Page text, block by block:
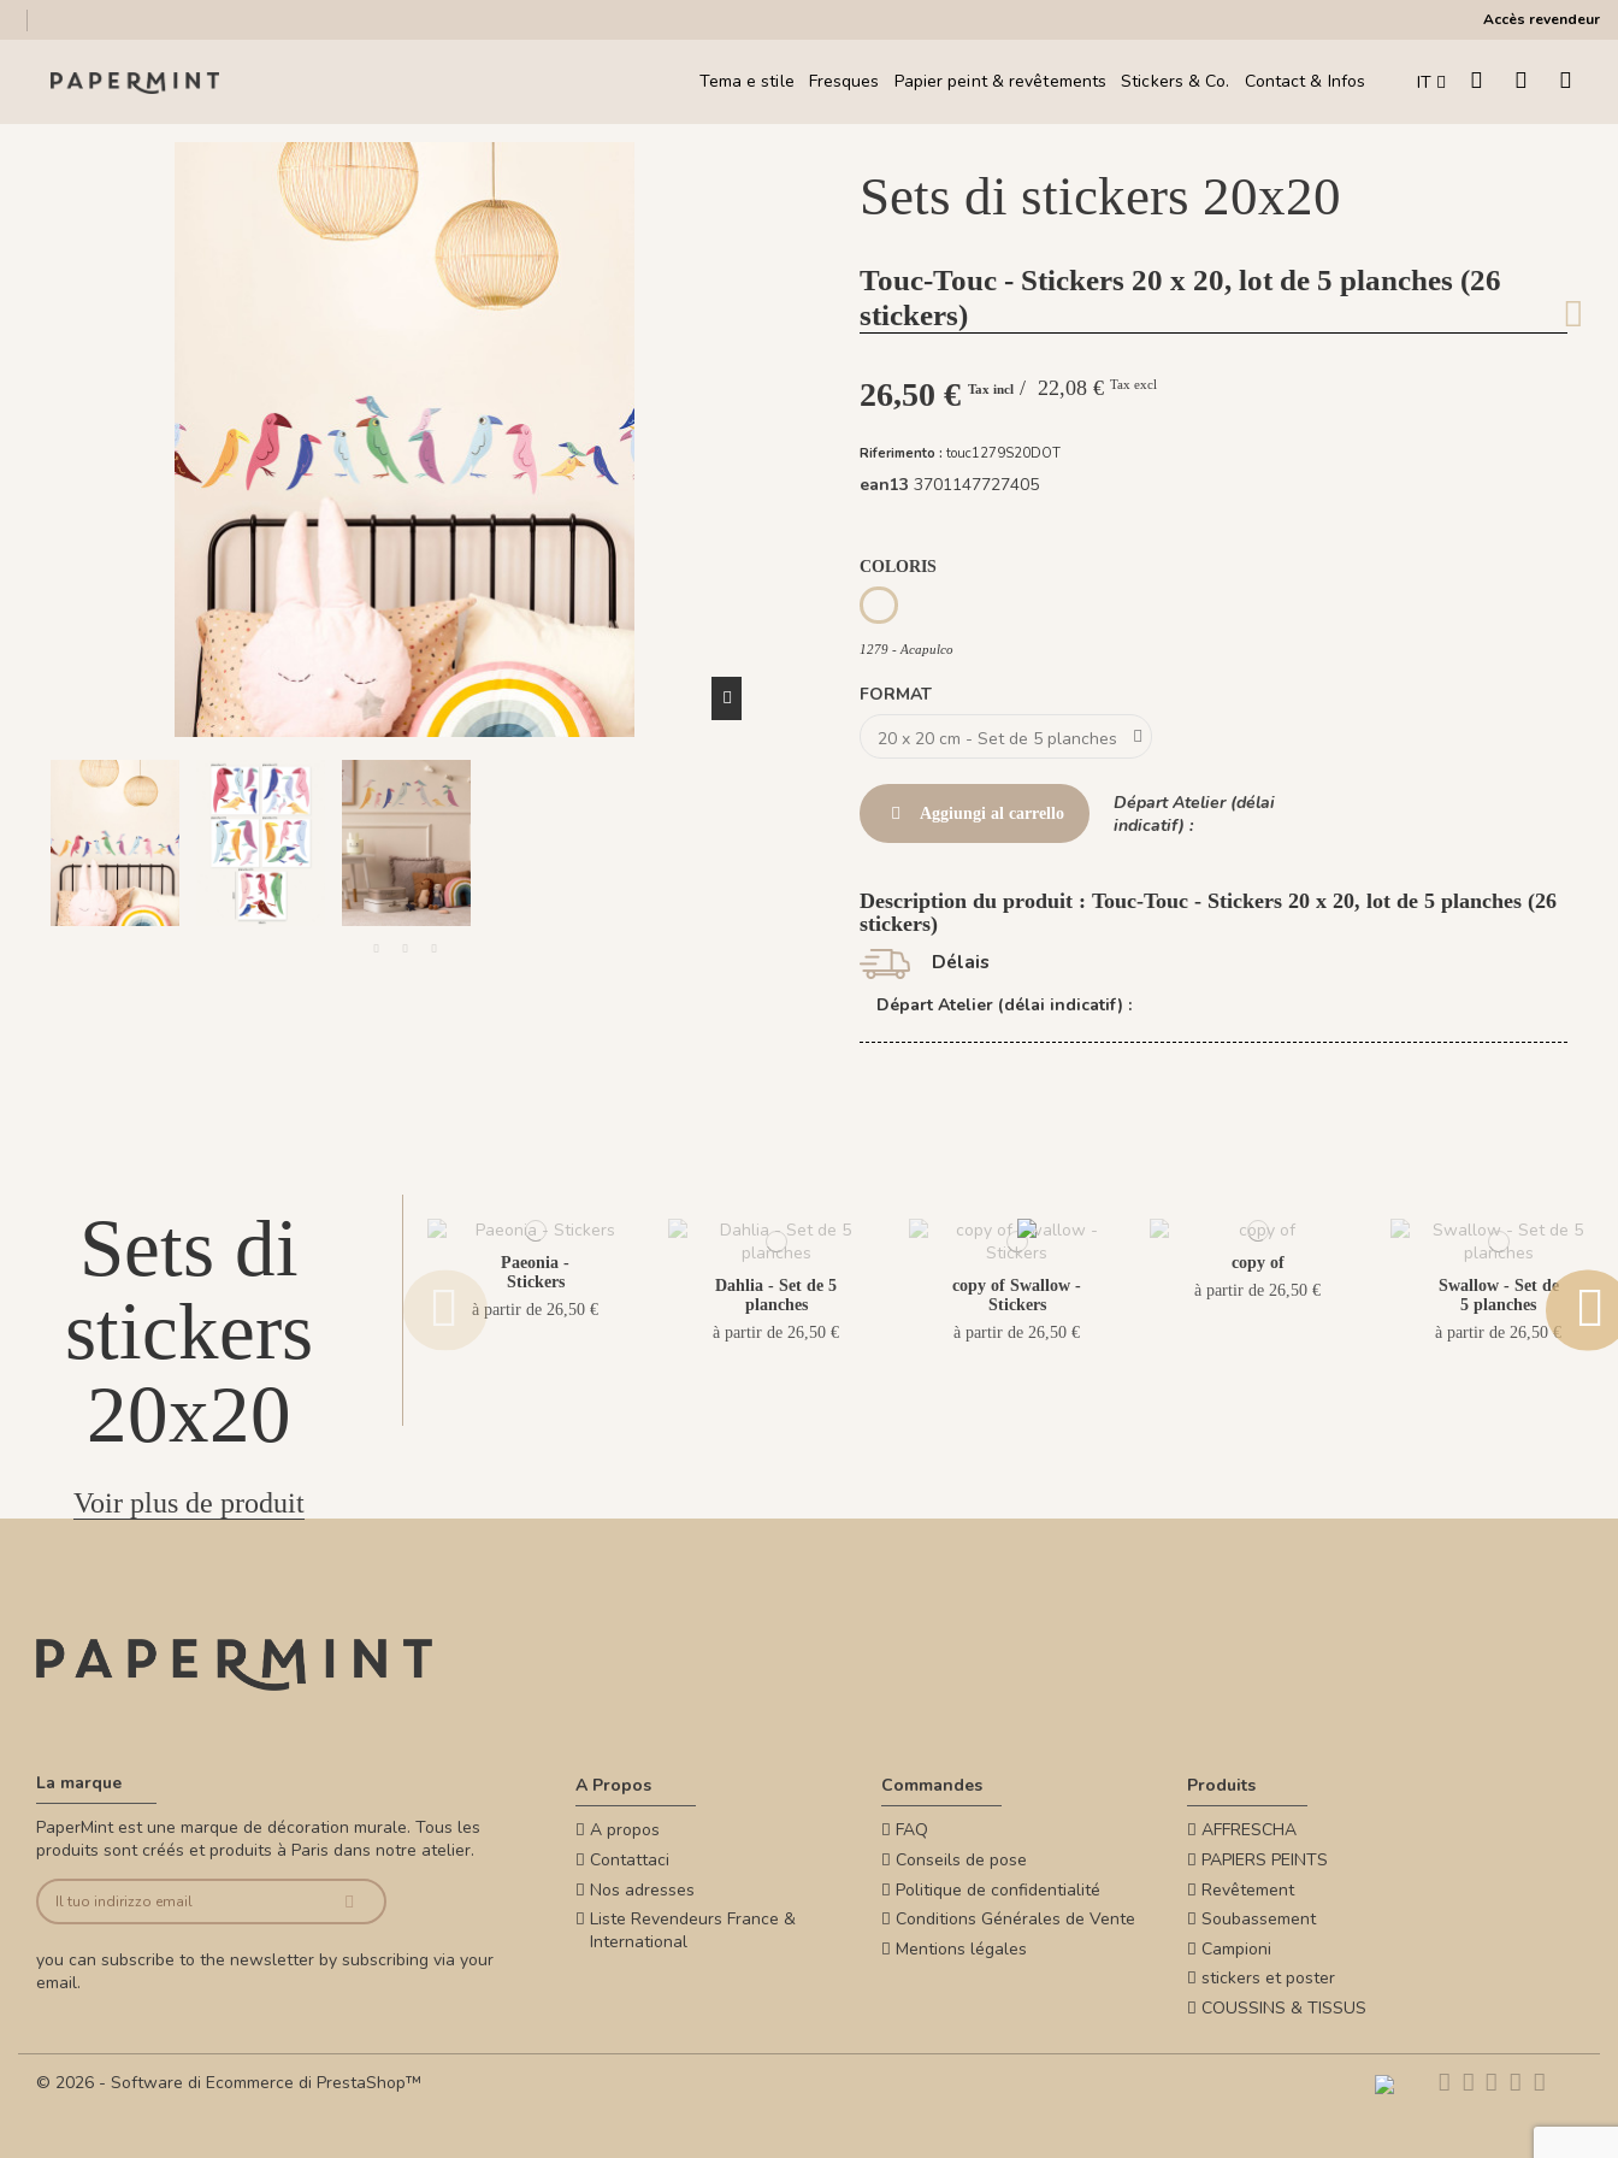
Accès revendeur
Tema e stile Fresques Papier peint & revêtements Stickers & Co. Contact & Infos IT
Sets di stickers 20x20
Touc-Touc - Stickers 20 x 20, lot de 5 planches (26
stickers)
26,50 € Tax incl / 22,08 € Tax excl
Riferimento : touc1279S20DOT
ean13 3701147727405
COLORIS
1279 - Acapulco
1279 - Acapulco
FORMAT
Aggiungi al carrello
Départ Atelier (délai
indicatif) :
Description du produit : Touc-Touc - Stickers 20 x 20, lot de 5 planches (26
stickers)
Délais
Départ Atelier (délai indicatif) :
Sets di
stickers
20x20
Voir plus de produit
Paeonia -
Stickers
à partir de 26,50 €
Dahlia - Set de 5
planches
à partir de 26,50 €
copy of Swallow -
Stickers
à partir de 26,50 €
copy of
à partir de 26,50 €
Swallow - Set de
5 planches
à partir de 26,50 €
La marque
PaperMint est une marque de décoration murale. Tous les
produits sont créés et produits à Paris dans notre atelier.
you can subscribe to the newsletter by subscribing via your
email.
A Propos
A propos
Contattaci
Nos adresses
Liste Revendeurs France &
International
Commandes
FAQ
Conseils de pose
Politique de confidentialité
Conditions Générales de Vente
Mentions légales
Produits
AFFRESCHA
PAPIERS PEINTS
Revêtement
Soubassement
Campioni
stickers et poster
COUSSINS & TISSUS
© 2026 - Software di Ecommerce di PrestaShop™